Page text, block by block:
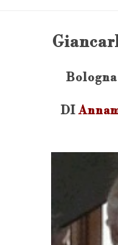
DI